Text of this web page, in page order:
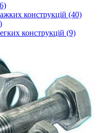
конструкцій (40)
конструкцій (9)